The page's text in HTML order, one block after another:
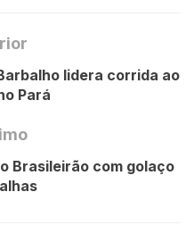
lidera corrida ao
Pará
Brasileirão com golaço